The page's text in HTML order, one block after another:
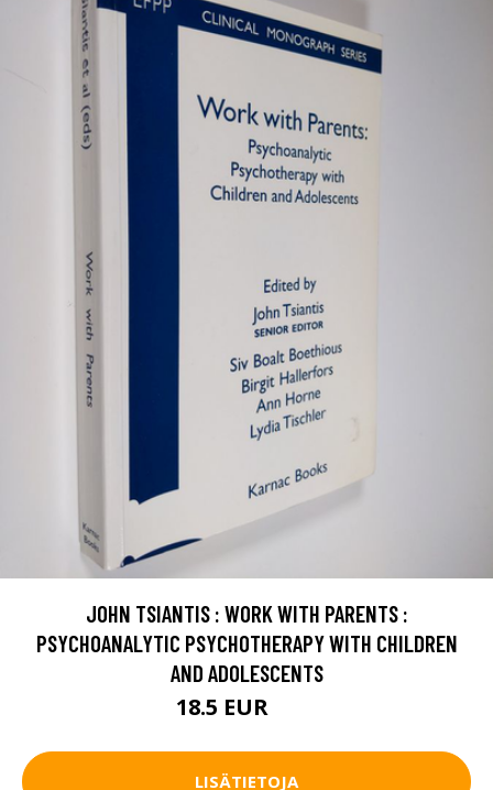
JOHN TSIANTIS : WORK WITH PARENTS :
PSYCHOANALYTIC PSYCHOTHERAPY WITH CHILDREN
AND ADOLESCENTS
18.5 EUR
LISÄTIETOJA